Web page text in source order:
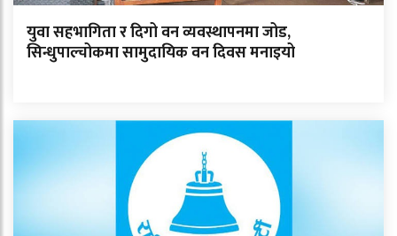
युवा सहभागिता र दिगो वन व्यवस्थापनमा जोड,
सिन्धुपाल्चोकमा सामुदायिक वन दिवस मनाइयो